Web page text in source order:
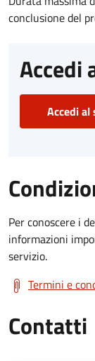
conclusione del
Accedi
Accedi al
Per conoscere i
informazioni
servizio.
Termini e
Contatti